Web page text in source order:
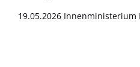
19.05.2026